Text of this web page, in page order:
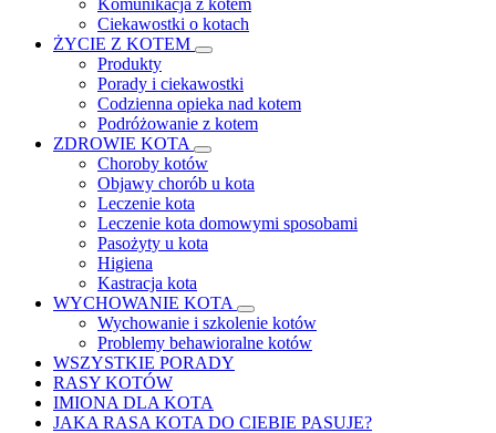
Komunikacja z kotem
Ciekawostki o kotach
ŻYCIE Z KOTEM
Produkty
Porady i ciekawostki
Codzienna opieka nad kotem
Podróżowanie z kotem
ZDROWIE KOTA
Choroby kotów
Objawy chorób u kota
Leczenie kota
Leczenie kota domowymi sposobami
Pasożyty u kota
Higiena
Kastracja kota
WYCHOWANIE KOTA
Wychowanie i szkolenie kotów
Problemy behawioralne kotów
WSZYSTKIE PORADY
RASY KOTÓW
IMIONA DLA KOTA
JAKA RASA KOTA DO CIEBIE PASUJE?